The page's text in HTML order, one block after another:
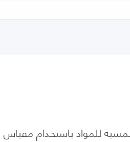
للمواد باستخدام مقياس